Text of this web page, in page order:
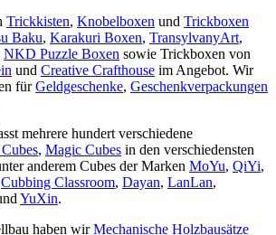
Trickkisten, Knobelboxen und Trickboxen
Baku, Karakuri Boxen, TransylvanyArt,
NKD Puzzle Boxen sowie Trickboxen von
und Creative Crafthouse im Angebot. Wir
fürGeldgeschenke, Geschenkverpackungen
mehrere hundert verschiedene
, Magic Cubes in den verschiedensten
anderem Cubes der Marken MoYu, QiYi,
Cubbing Classroom, Dayan, LanLan,
YuXin.
haben wirMechanische Holzbausätze